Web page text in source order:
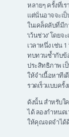
หลายๆ ครั้งที่เ
แต่นั่นอาจจะเ
ในเคล็ดลับที่มี
‘เว้นช่วง’ โดย
เวลาหนึ่ง เช่น
ทบทวนซ้ำกับข้
ประสิทธิภาพ เ
ให้จำเนื้อหาทีเ
รวดเร็วแบบครั้
ดังนั้น สำหรับใ
ได้ ลองกำหนด
ให้คุณจดจำได้